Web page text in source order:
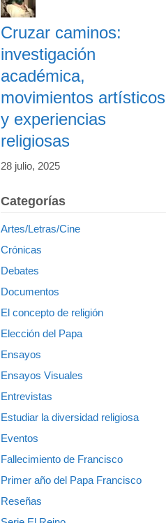
Cruzar caminos:
investigación
académica,
movimientos artísticos
y experiencias
religiosas
28 julio, 2025
Categorías
Artes/Letras/Cine
Crónicas
Debates
Documentos
El concepto de religión
Elección del Papa
Ensayos
Ensayos Visuales
Entrevistas
Estudiar la diversidad religiosa
Eventos
Fallecimiento de Francisco
Primer año del Papa Francisco
Reseñas